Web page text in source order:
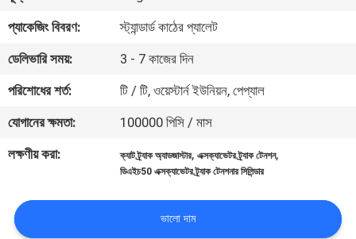
মান
নিয়ন্ত্রণ
খবর
উদ্ধৃতির
জন্য
আবেদন
প্যাকেজিং বিবরণ:
স্ট্যান্ডার্ড কাঠের প্যালেট
ডেলিভারি সময়:
3 - 7 কাজের দিন
পরিশোধের শর্ত:
টি / টি, ওয়েস্টার্ন ইউনিয়ন, পেপ্যাল
যোগানের ক্ষমতা:
100000 পিসি / মাস
লক্ষণীয় করা:
ক্যাট ট্র্যাক অ্যাডজাস্টার,এক্সক্যাভেটর ট্র্যাক টেনশন,
ডিএইচ50 এক্সক্যাভেটর ট্র্যাক টেনশনার সিলিন্ডার
ভালো দাম